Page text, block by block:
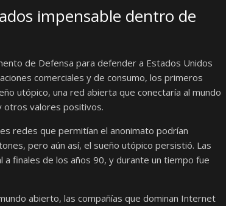
impensable dentro de
de Defensa para defender a Estados Unidos
comerciales y de consumo, los primeros
utópico, una red abierta que conectaría al mundo
otros valores positivos.
redes que permitían el anonimato podrían
pero aún así, el sueño utópico persistió. Las
finales de los años 90, y durante un tiempo fue
abierto, las compañías que dominan Internet